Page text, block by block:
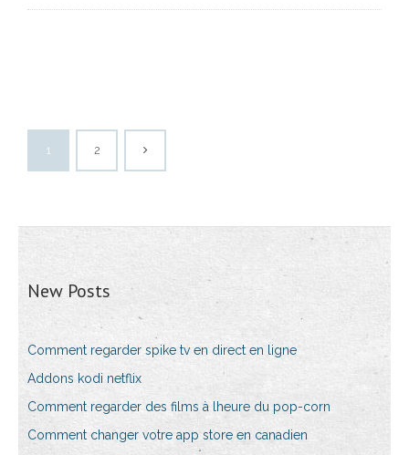
1 2
New Posts
Comment regarder spike tv en direct en ligne
Addons kodi netflix
Comment regarder des films à lheure du pop-corn
Comment changer votre app store en canadien